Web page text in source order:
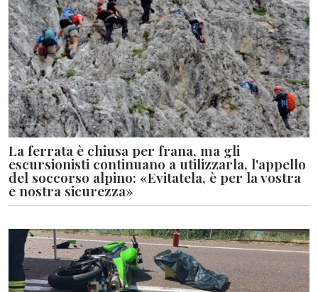
La ferrata è chiusa per frana, ma gli
escursionisti continuano a utilizzarla, l'appello
del soccorso alpino: «Evitatela, è per la vostra
e nostra sicurezza»